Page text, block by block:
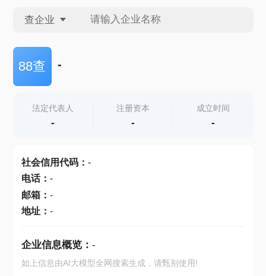
查企业
查企业
查产地
88查 -
法定代表人
-
注册资本
-
成立时间
-
社会信用代码： -
电话： -
邮箱： -
地址： -
企业信息概览： -
如上信息由AI大模型全网搜索生成，请甄别使用!